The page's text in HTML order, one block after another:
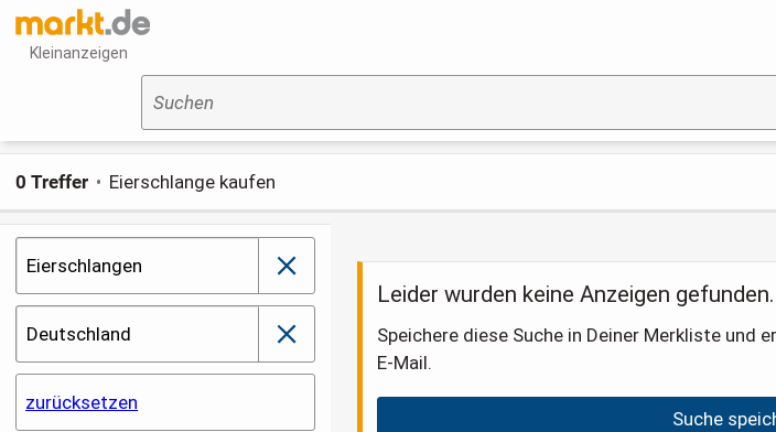
Kleinanzeigen
Suchen
Eierschlangen schließen
Deutschland schließen
zurücksetzen
0 Treffer Eierschlange kaufen
Leider wurden keine Anzeigen gefunden.
Speichere diese Suche in Deiner Merkliste und
E-Mail.
Suche